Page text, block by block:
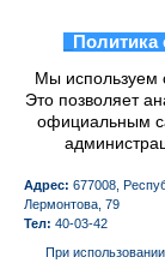
Политика
Мы используем
Это позволяет
официальным
Адрес: 677008,
Лермонтова, 79
Тел: 40-03-42
При